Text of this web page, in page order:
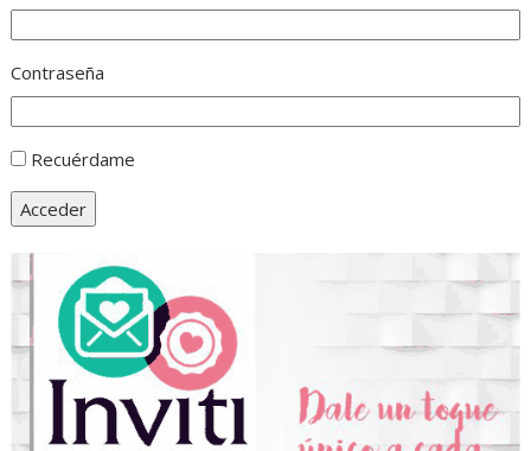
Contraseña
Recuérdame
Acceder